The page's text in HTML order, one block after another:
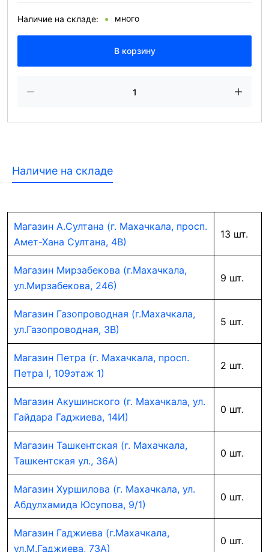
Наличие на складе: много
В корзину
Наличие на складе
Магазин А.Султана (г. Махачкала, просп.
Амет-Хана Султана, 4В)
13 шт.
Магазин Мирзабекова (г.Махачкала,
ул.Мирзабекова, 246)
9 шт.
Магазин Газопроводная (г.Махачкала,
ул.Газопроводная, 3В)
5 шт.
Магазин Петра (г. Махачкала, просп.
Петра I, 109этаж 1)
2 шт.
Магазин Акушинского (г. Махачкала, ул.
Гайдара Гаджиева, 14И)
0 шт.
Магазин Ташкентская (г. Махачкала,
Ташкентская ул., 36А)
0 шт.
Магазин Хуршилова (г. Махачкала, ул.
Абдулхамида Юсупова, 9/1)
0 шт.
Магазин Гаджиева (г.Махачкала,
ул.М.Гаджиева, 73А)
0 шт.